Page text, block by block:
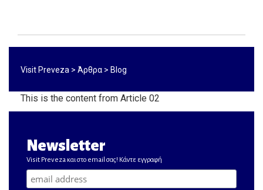
Visit Preveza > Άρθρα > Blog
This is the content from Article 02
Newsletter
Visit Preveza και στο email σας! Κάντε εγγραφή